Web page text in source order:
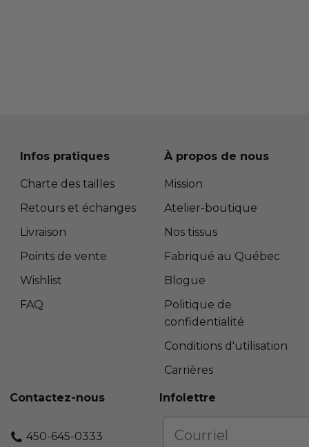
Infos pratiques
Charte des tailles
Retours et échanges
Livraison
Points de vente
Wishlist
FAQ
À propos de nous
Mission
Atelier-boutique
Nos tissus
Fabriqué au Québec
Blogue
Politique de
confidentialité
Conditions d'utilisation
Carrières
Contactez-nous
450-645-0333
Infolettre